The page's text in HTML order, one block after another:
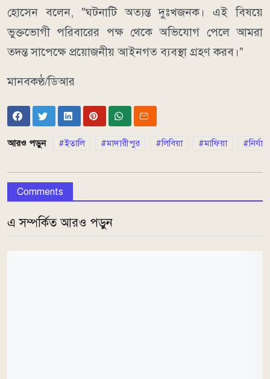
হোসেন বলেন, "ঘটনাটি অত্যন্ত দুঃখজনক। এই বিষয়ে
ভুক্তভোগী পরিবারের পক্ষ থেকে অভিযোগ পেলে আমরা
তদন্ত সাপেক্ষে প্রয়োজনীয় আইনগত ব্যবস্থা গ্রহণ করব।"
মানবকণ্ঠ/ডিআর
আরও পড়ুন ইতালি মাদারীপুর লিবিয়া মাফিয়া
Comments
এ সম্পর্কিত আরও পড়ুন